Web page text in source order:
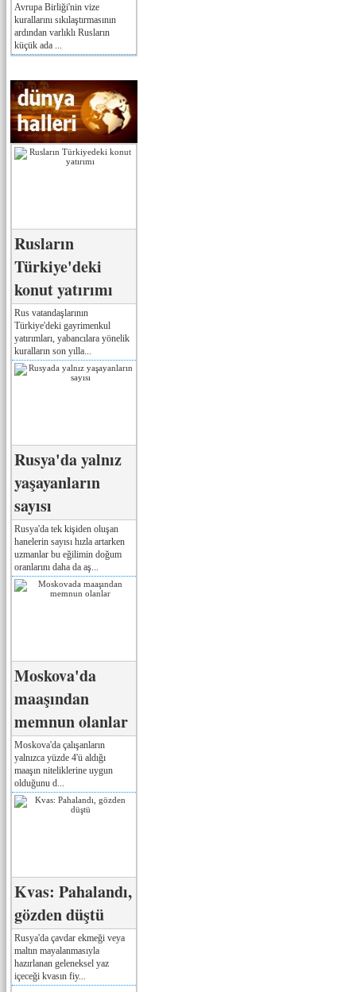
Avrupa Birliği'nin vize
kurallarını sıkılaştırmasının
ardından varlıklı Rusların
küçük ada ...
Rusların
Türkiye'deki
konut yatırımı
Rus vatandaşlarının
Türkiye'deki gayrimenkul
yatırımları, yabancılara yönelik
kuralların son yılla...
Rusya'da yalnız
yaşayanların
sayısı
Rusya'da tek kişiden oluşan
hanelerin sayısı hızla artarken
uzmanlar bu eğilimin doğum
oranlarını daha da aş...
Moskova'da
maaşından
memnun olanlar
Moskova'da çalışanların
yalnızca yüzde 4'ü aldığı
maaşın niteliklerine uygun
olduğunu d...
Kvas: Pahalandı,
gözden düştü
Rusya'da çavdar ekmeği veya
maltın mayalanmasıyla
hazırlanan geleneksel yaz
içeceği kvasın fiy...